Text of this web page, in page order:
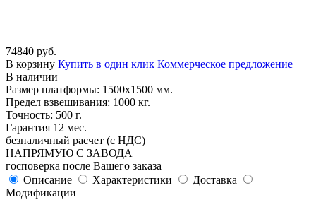
74840 руб.
В корзину Купить в один клик Коммерческое предложение
В наличии
Размер платформы: 1500х1500 мм.
Предел взвешивания: 1000 кг.
Точность: 500 г.
Гарантия 12 мес.
безналичный расчет (с НДС)
НАПРЯМУЮ С ЗАВОДА
госповерка после Вашего заказа
Описание
Характеристики
Доставка
Модификации